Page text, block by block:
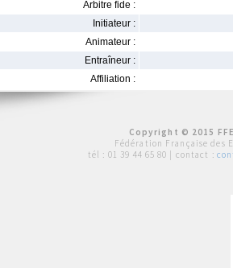
Arbitre fide :
Initiateur :
Animateur :
Entraîneur :
Affiliation :
Copyright © 2015
Fédération Française des
tél : 01 39 44 65 80 | contact :